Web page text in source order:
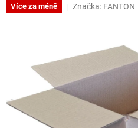
Více za méně Značka: FANTON